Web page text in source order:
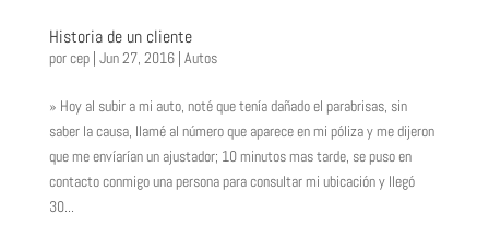
Historia de un cliente
porcep| Jun 27, 2016| Autos
» Hoy al subir a mi auto, noté que tenía dañado el parabrisas, sin
saber la causa, llamé al número que aparece en mi póliza y me dijeron
que me envíarían un ajustador; 10 minutos mas tarde, se puso en
contacto conmigo una persona para consultar mi ubicación y llegó
30...